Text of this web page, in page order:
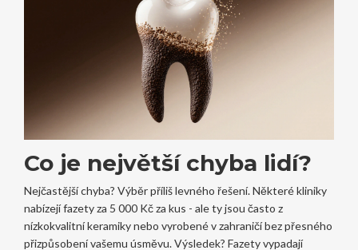
Co je největší chyba lidí?
Nejčastější chyba? Výběr příliš levného řešení. Některé kliniky
nabízejí fazety za 5 000 Kč za kus - ale ty jsou často z
nízkokvalitní keramiky nebo vyrobené v zahraničí bez přesného
přizpůsobení vašemu úsměvu. Výsledek? Fazety vypadají